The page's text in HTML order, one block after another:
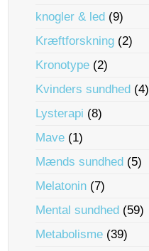
knogler & led (9)
Kræftforskning (2)
Kronotype (2)
Kvinders sundhed (4)
Lysterapi (8)
Mave (1)
Mænds sundhed (5)
Melatonin (7)
Mental sundhed (59)
Metabolisme (39)